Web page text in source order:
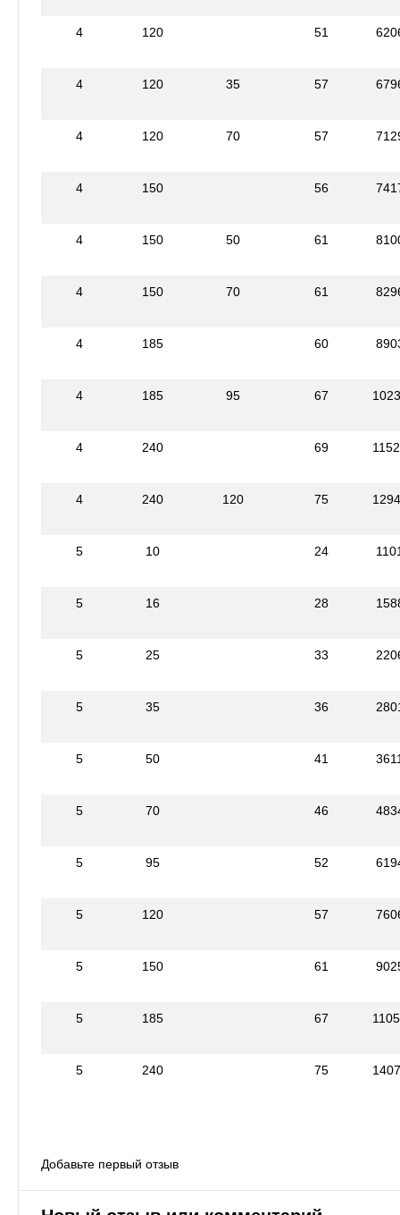
4 120 51
4 120 35 57
4 120 70 57
4 150 56
4 150 50 61
4 150 70 61
4 185 60
4 185 95 67
4 240 69
4 240 120 75
5 10 24
5 16 28
5 25 33
5 35 36
5 50 41
5 70 46
5 95 52
5 120 57
5 150 61
5 185 67
5 240 75
Добавьте первый отзыв